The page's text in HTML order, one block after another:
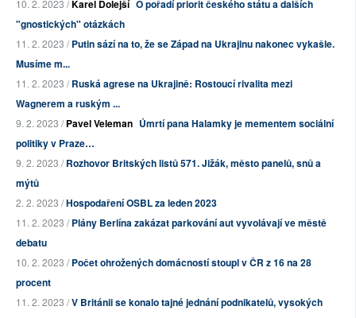
10. 2. 2023 /Karel Dolejší O pořadí priorit českého státu a dalších
"gnostických" otázkách
11. 2. 2023 /Putin sází na to, že se Západ na Ukrajinu nakonec vykašle.
Musíme m...
11. 2. 2023 /Ruská agrese na Ukrajině: Rostoucí rivalita mezi
Wagnerem a ruským ...
9. 2. 2023 /Pavel Veleman Úmrtí pana Halamky je mementem sociální
politiky v Praze…
9. 2. 2023 /Rozhovor Britských listů 571. Jižák, město panelů, snů a
mýtů
2. 2. 2023 /Hospodaření OSBL za leden 2023
11. 2. 2023 /Plány Berlína zakázat parkování aut vyvolávají ve městě
debatu
10. 2. 2023 /Počet ohrožených domácností stoupl v ČR z 16 na 28
procent
11. 2. 2023 /V Británii se konalo tajné jednání podnikatelů, vysokých